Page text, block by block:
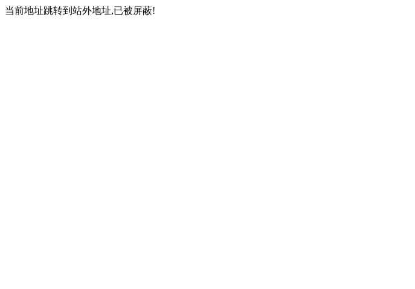
当前地址跳转到站外地址,已被屏蔽!